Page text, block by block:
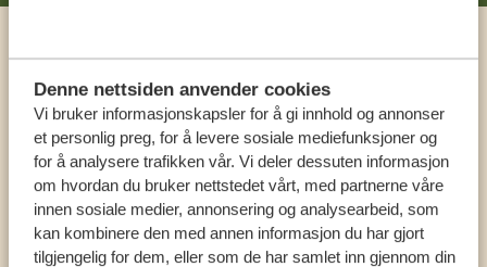
Denne nettsiden anvender cookies
Vi bruker informasjonskapsler for å gi innhold og annonser
et personlig preg, for å levere sosiale mediefunksjoner og
for å analysere trafikken vår. Vi deler dessuten informasjon
om hvordan du bruker nettstedet vårt, med partnerne våre
innen sosiale medier, annonsering og analysearbeid, som
kan kombinere den med annen informasjon du har gjort
tilgjengelig for dem, eller som de har samlet inn gjennom din
Ring en ekspert
VÅRE SPESIALISTER ER HER FOR Å HJELPE
DEG
NORSK:+31 174 788 108